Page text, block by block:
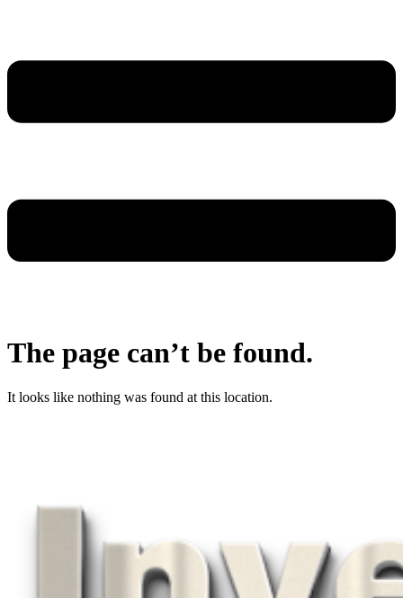
The page can’t be found.
It looks like nothing was found at this location.